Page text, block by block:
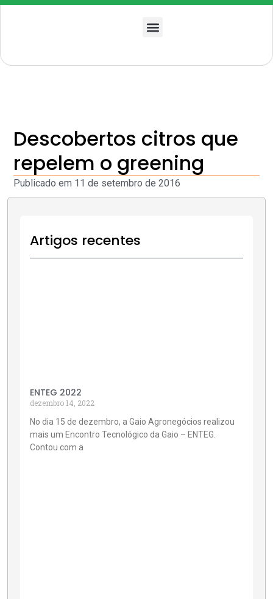
Descobertos citros que
repelem o greening
Publicado em 11 de setembro de 2016
Artigos recentes
ENTEG 2022
dezembro 14, 2022
No dia 15 de dezembro, a Gaio Agronegócios realizou
mais um Encontro Tecnológico da Gaio – ENTEG.
Contou com a